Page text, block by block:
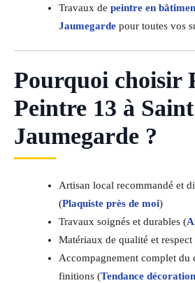
Travaux de peintre en
Jaumegardepour toutes vos
Pourquoi choisir
Peintre 13 à
Jaumegarde ?
Artisan local recommandé et
(Plaquiste près de moi)
Travaux soignés et durables (
Matériaux de qualité et
Accompagnement complet du
finitions (Tendance